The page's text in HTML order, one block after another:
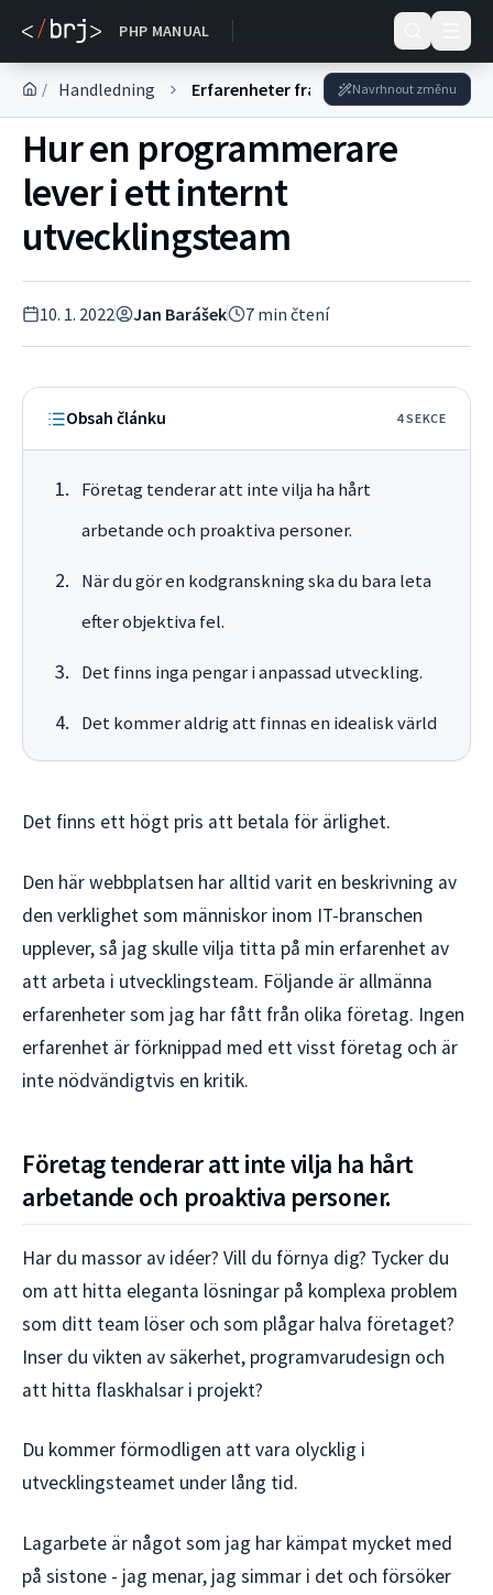
PHP MANUAL
DOKUMENTACE
/ Handledning Erfarenheter från praktikenNavrhnout změnu
Hur en programmerare
lever i ett internt
utvecklingsteam
10. 1. 2022 Jan Barášek 7 min čtení
Obsah článku 4SEKCE
Företag tenderar att inte vilja ha hårt
arbetande och proaktiva personer.
När du gör en kodgranskning ska du bara leta
efter objektiva fel.
Det finns inga pengar i anpassad utveckling.
Det kommer aldrig att finnas en idealisk värld
Det finns ett högt pris att betala för ärlighet.
Den här webbplatsen har alltid varit en beskrivning av
den verklighet som människor inom IT-branschen
upplever, så jag skulle vilja titta på min erfarenhet av
att arbeta i utvecklingsteam. Följande är allmänna
erfarenheter som jag har fått från olika företag. Ingen
erfarenhet är förknippad med ett visst företag och är
inte nödvändigtvis en kritik.
Företag tenderar att inte vilja ha hårt
arbetande och proaktiva personer.
Har du massor av idéer? Vill du förnya dig? Tycker du
om att hitta eleganta lösningar på komplexa problem
som ditt team löser och som plågar halva företaget?
Inser du vikten av säkerhet, programvarudesign och
att hitta flaskhalsar i projekt?
Du kommer förmodligen att vara olycklig i
utvecklingsteamet under lång tid.
Lagarbete är något som jag har kämpat mycket med
på sistone - jag menar, jag simmar i det och försöker